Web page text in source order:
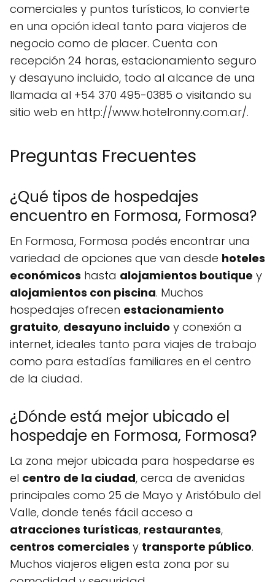
comerciales y puntos turísticos, lo convierte
en una opción ideal tanto para viajeros de
negocio como de placer. Cuenta con
recepción 24 horas, estacionamiento seguro
y desayuno incluido, todo al alcance de una
llamada al +54 370 495-0385 o visitando su
sitio web en http://www.hotelronny.com.ar/.
Preguntas Frecuentes
¿Qué tipos de hospedajes
encuentro en Formosa, Formosa?
En Formosa, Formosa podés encontrar una
variedad de opciones que van desde hoteles
económicos hasta alojamientos boutique y
alojamientos con piscina. Muchos
hospedajes ofrecen estacionamiento
gratuito, desayuno incluido y conexión a
internet, ideales tanto para viajes de trabajo
como para estadías familiares en el centro
de la ciudad.
¿Dónde está mejor ubicado el
hospedaje en Formosa, Formosa?
La zona mejor ubicada para hospedarse es
el centro de la ciudad, cerca de avenidas
principales como 25 de Mayo y Aristóbulo del
Valle, donde tenés fácil acceso a
atracciones turísticas, restaurantes,
centros comerciales y transporte público.
Muchos viajeros eligen esta zona por su